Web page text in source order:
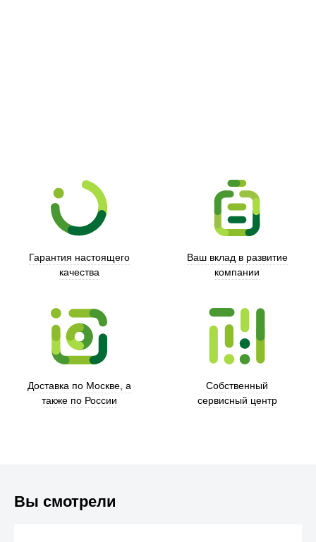
Гарантия настоящего
качества
Ваш вклад в развитие
компании
Доставка по Москве, а
также по России
Собственный
сервисный центр
Вы смотрели